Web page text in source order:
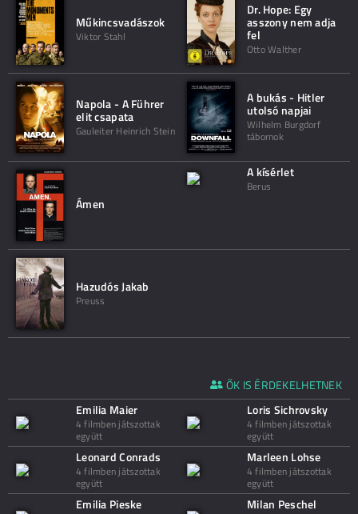
Műkincsvadászok
Viktor Stahl
Dr. Hope: Egy
asszony nem adja
fel
Otto Walther
Napola - A Führer
elit csapata
Gauleiter Heinrich Stein
A bukás - Hitler
utolsó napjai
Wilhelm Burgdorf
tábornok
Ámen
A kísérlet
Berus
Hazudós Jakab
Preuss
ŐK IS ÉRDEKELHETNEK
Emilia Maier
4 filmben játszottak
együtt
Loris Sichrovsky
4 filmben játszottak
együtt
Leonard Conrads
4 filmben játszottak
együtt
Marleen Lohse
4 filmben játszottak
együtt
Emilia Pieske Milan Peschel